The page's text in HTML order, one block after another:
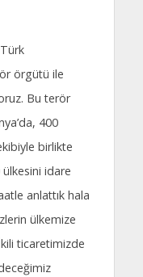
örgütü ile
Bu terör
400
birlikte
ülkesini idare
anlattık hala
ülkemize
ticaretimizde